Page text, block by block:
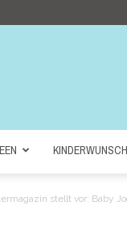
KINDERWUNSCH
stellt vor: Baby